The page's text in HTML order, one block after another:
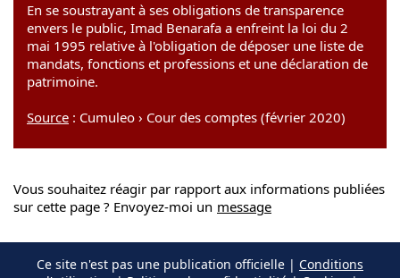
En se soustrayant à ses obligations de transparence
envers le public, Imad Benarafa a enfreint la loi du 2
mai 1995 relative à l'obligation de déposer une liste de
mandats, fonctions et professions et une déclaration de
patrimoine.
Source : Cumuleo › Cour des comptes (février 2020)
Vous souhaitez réagir par rapport aux informations publiées
sur cette page ? Envoyez-moi un message
Ce site n'est pas une publication officielle | Conditions